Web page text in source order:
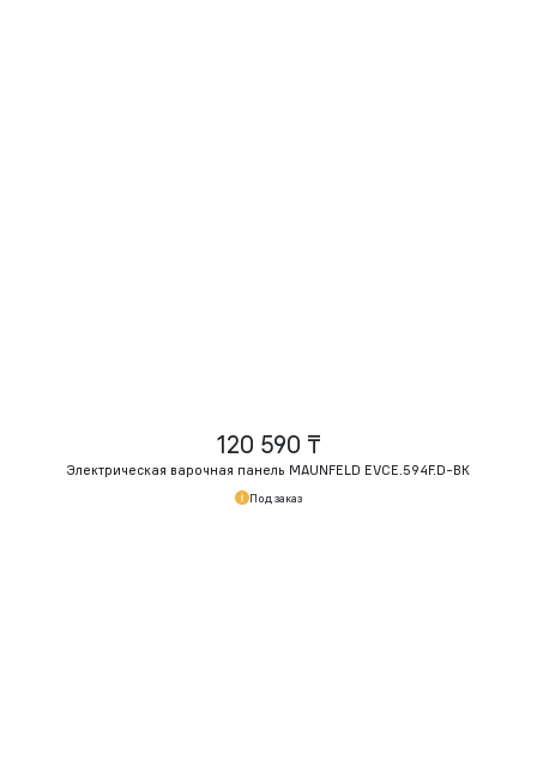
120 590 ₸
Электрическая варочная панель MAUNFELD EVCE.594F.D-BK
Под заказ